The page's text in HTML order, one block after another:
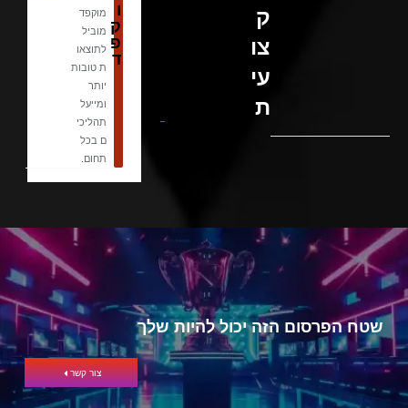
ק
צו
עי
ת
ו
ק
פ
ד
מוקפד
מוביל
לתוצאו
ת טובות
יותר
ומייעל
תהליכי
ם בכל
תחום.
שטח הפרסום הזה יכול להיות שלך
צור קשר